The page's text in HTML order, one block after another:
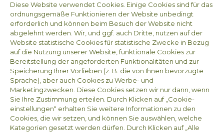
Arvesta
Arbeiten bei Proxani
Contact
Nieuws
Impressum
Arvesta Animal Nutrition BV
Aarschotsesteenweg 84
3012 Wilsele
BELGIEN
Unternehmensnummer MWST BE 1008.655.587
Diese Website verwendet Cookies. Einige Cookies sind für das
ordnungsgemäße Funktionieren der Website unbedingt
erforderlich und können beim Besuch der Website nicht
abgelehnt werden. Wir, und ggf. auch Dritte, nutzen auf der
Website statistische Cookies für statistische Zwecke in Bezug
auf die Nutzung unserer Website, funktionale Cookies zur
Bereitstellung der angeforderten Funktionalitäten und zur
Speicherung Ihrer Vorlieben (z. B. die von Ihnen bevorzugte
Sprache), aber auch Cookies zu Werbe- und
Marketingzwecken. Diese Cookies setzen wir nur dann, wenn
Sie Ihre Zustimmung erteilen. Durch Klicken auf „Cookie-
einstellungen“ erhalten Sie weitere Informationen zu den
Cookies, die wir setzen, und können Sie auswählen, welche
Kategorien gesetzt werden dürfen. Durch Klicken auf „Alle